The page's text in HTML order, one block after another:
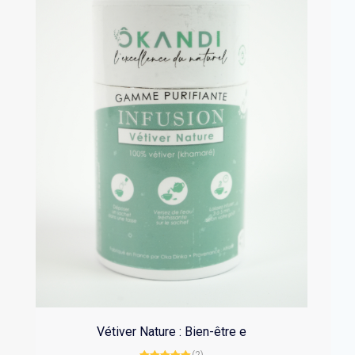
Vétiver Nature : Bien-être e